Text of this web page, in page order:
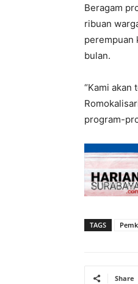
Beragam
ribuan
perempuan
bulan.
“Kami akan
program-
TAGS
Share